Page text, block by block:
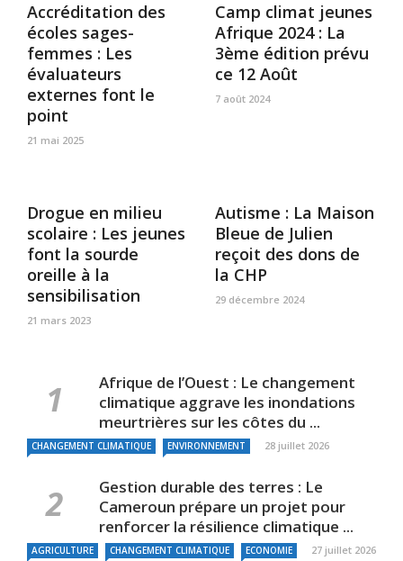
Accréditation des
écoles sages-
femmes : Les
évaluateurs
externes font le
point
21 mai 2025
Camp climat jeunes
Afrique 2024 : La
3ème édition prévu
ce 12 Août
7 août 2024
Drogue en milieu
scolaire : Les jeunes
font la sourde
oreille à la
sensibilisation
21 mars 2023
Autisme : La Maison
Bleue de Julien
reçoit des dons de
la CHP
29 décembre 2024
Afrique de l’Ouest : Le changement
climatique aggrave les inondations
meurtrières sur les côtes du ...
CHANGEMENT CLIMATIQUE ENVIRONNEMENT 28 juillet 2026
Gestion durable des terres : Le
Cameroun prépare un projet pour
renforcer la résilience climatique ...
AGRICULTURE CHANGEMENT CLIMATIQUE ECONOMIE 27 juillet 2026